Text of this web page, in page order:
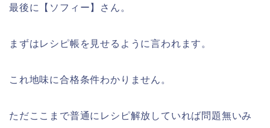
最後に【ソフィー】さん。
まずはレシピ帳を見せるように言われます。
これ地味に合格条件わかりません。
ただここまで普通にレシピ解放していれば問題無いみ